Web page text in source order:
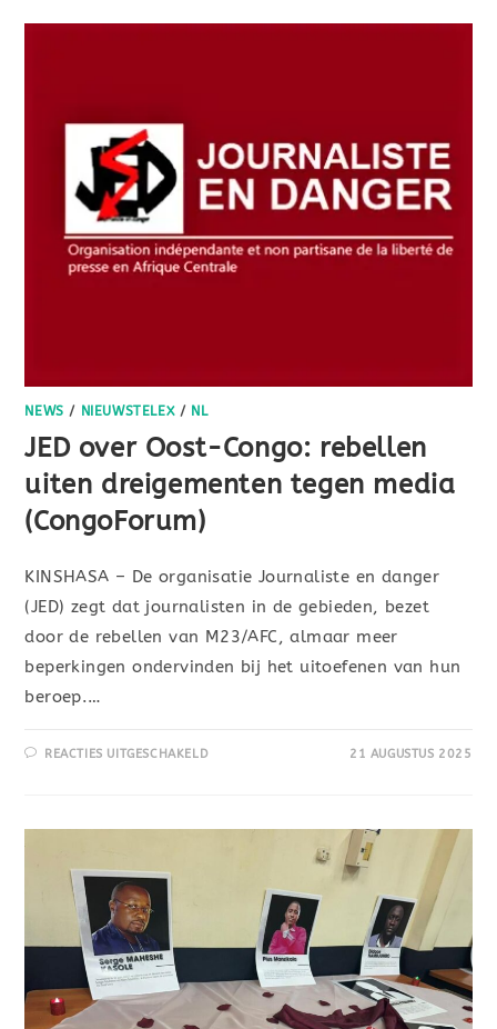
NEWS / NIEUWSTELEX/ NL
JED over Oost-Congo: rebellen
uiten dreigementen tegen media
(CongoForum)
KINSHASA – De organisatie Journaliste en danger
(JED) zegt dat journalisten in de gebieden, bezet
door de rebellen van M23/AFC, almaar meer
beperkingen ondervinden bij het uitoefenen van hun
beroep.…
REACTIES UITGESCHAKELD 21 AUGUSTUS 2025